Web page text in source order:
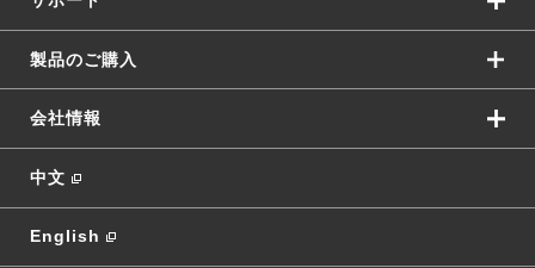
製品のご購入
会社情報
中文
English